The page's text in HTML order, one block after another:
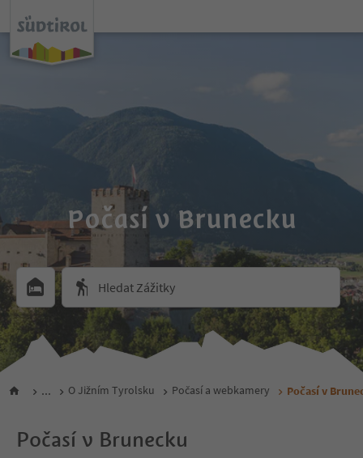
Počasí v Brunecku
Hledat Zážitky
... O Jižním Tyrolsku Počasí a webkamery Počasí v
Počasí v Brunecku